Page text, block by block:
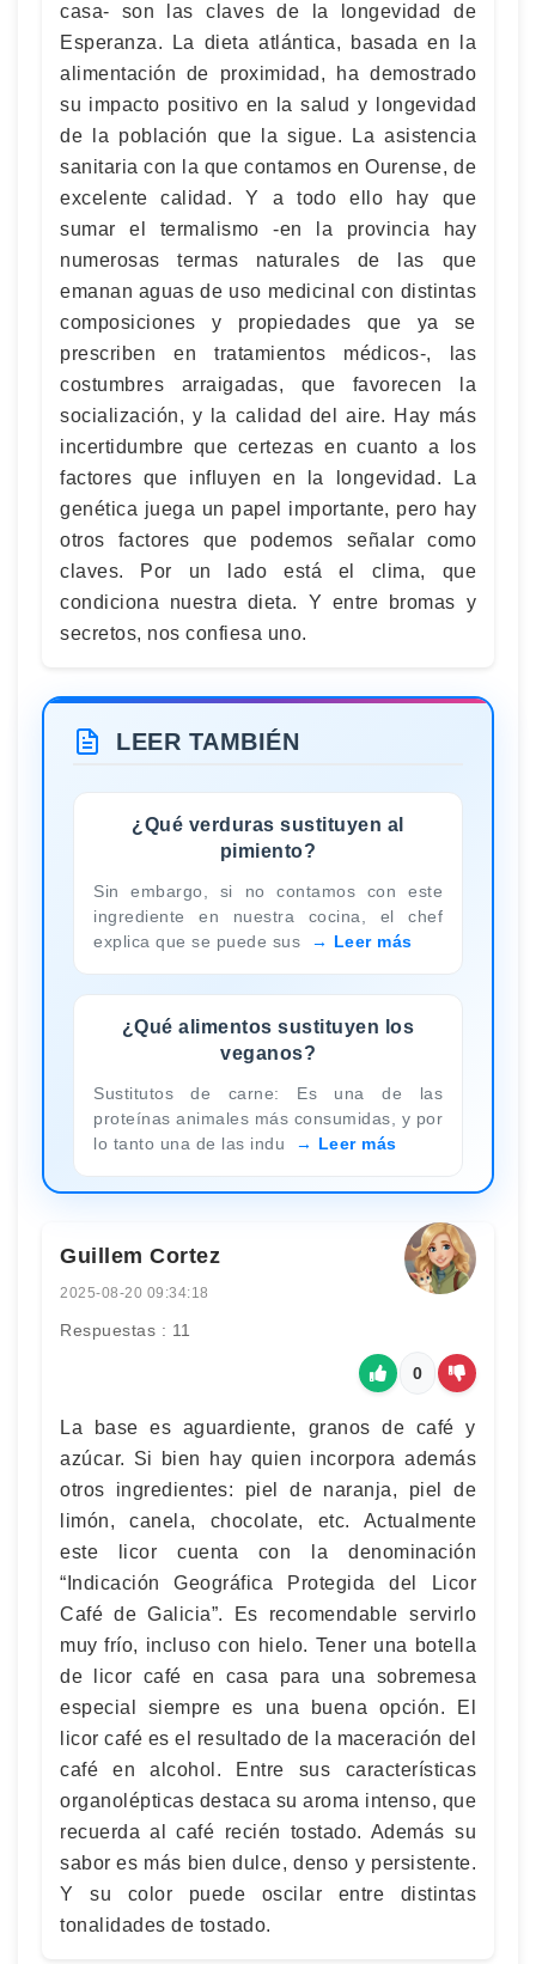
casa- son las claves de la longevidad de
Esperanza. La dieta atlántica, basada en la
alimentación de proximidad, ha demostrado
su impacto positivo en la salud y longevidad
de la población que la sigue. La asistencia
sanitaria con la que contamos en Ourense, de
excelente calidad. Y a todo ello hay que
sumar el termalismo -en la provincia hay
numerosas termas naturales de las que
emanan aguas de uso medicinal con distintas
composiciones y propiedades que ya se
prescriben en tratamientos médicos-, las
costumbres arraigadas, que favorecen la
socialización, y la calidad del aire. Hay más
incertidumbre que certezas en cuanto a los
factores que influyen en la longevidad. La
genética juega un papel importante, pero hay
otros factores que podemos señalar como
claves. Por un lado está el clima, que
condiciona nuestra dieta. Y entre bromas y
secretos, nos confiesa uno.
LEER TAMBIÉN
¿Qué verduras sustituyen al
pimiento?
Sin embargo, si no contamos con este
ingrediente en nuestra cocina, el chef
explica que se puede sus
Leer más
¿Qué alimentos sustituyen los
veganos?
Sustitutos de carne: Es una de las
proteínas animales más consumidas, y por
lo tanto una de las indu
Leer más
Guillem Cortez
2025-08-20 09:34:18
Respuestas : 11
0
La base es aguardiente, granos de café y
azúcar. Si bien hay quien incorpora además
otros ingredientes: piel de naranja, piel de
limón, canela, chocolate, etc. Actualmente
este licor cuenta con la denominación
“Indicación Geográfica Protegida del Licor
Café de Galicia”. Es recomendable servirlo
muy frío, incluso con hielo. Tener una botella
de licor café en casa para una sobremesa
especial siempre es una buena opción. El
licor café es el resultado de la maceración del
café en alcohol. Entre sus características
organolépticas destaca su aroma intenso, que
recuerda al café recién tostado. Además su
sabor es más bien dulce, denso y persistente.
Y su color puede oscilar entre distintas
tonalidades de tostado.